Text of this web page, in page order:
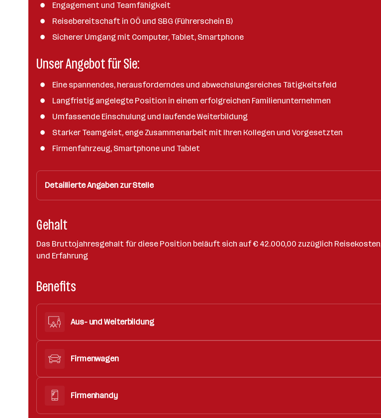
Engagement und Teamfähigkeit
Reisebereitschaft in OÖ und SBG (Führerschein B)
Sicherer Umgang mit Computer, Tablet, Smartphone
Unser Angebot für Sie:
Eine spannendes, herausforderndes und abwechslungsreiches Tätigkeitsfeld
Langfristig angelegte Position in einem erfolgreichen Familienunternehmen
Umfassende Einschulung und laufende Weiterbildung
Starker Teamgeist, enge Zusammenarbeit mit Ihren Kollegen und Vorgesetzten
Firmenfahrzeug, Smartphone und Tablet
Detaillierte Angaben zur Stelle
Gehalt
Das Bruttojahresgehalt für diese Position beläuft sich auf € 42.000,00 zuzüglich
und Erfahrung
Benefits
Aus- und Weiterbildung
Firmenwagen
Firmenhandy